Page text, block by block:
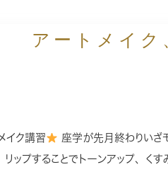
アートメイク
イク講習 座学が先月終わりいざ
ップすることでトーンアップ、くす